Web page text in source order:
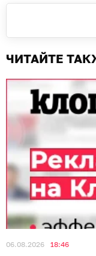
ЧИТАЙТЕ
06.08.2026 18:46